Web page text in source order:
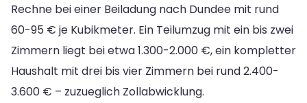
Rechne bei einer Beiladung nach Dundee mit rund
60-95 € je Kubikmeter. Ein Teilumzug mit ein bis zwei
Zimmern liegt bei etwa 1.300-2.000 €, ein kompletter
Haushalt mit drei bis vier Zimmern bei rund 2.400-
3.600 € – zuzueglich Zollabwicklung.